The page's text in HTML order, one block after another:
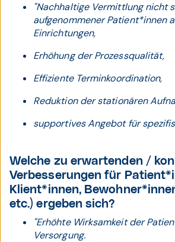
"Nachhaltige Vermittlung nicht
aufgenommener Patient*innen
Einrichtungen,
Erhöhung der Prozessqualität,
Effiziente Terminkoordination,
Reduktion der stationären
supportives Angebot für
Welche zu erwartenden /
Verbesserungen für
Klient*innen,
etc.) ergeben sich?
"Erhöhte Wirksamkeit der
Versorgung.